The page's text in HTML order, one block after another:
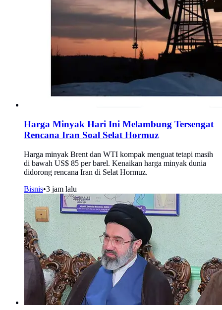
Harga Minyak Hari Ini Melambung Tersengat
Rencana Iran Soal Selat Hormuz
Harga minyak Brent dan WTI kompak menguat tetapi masih
di bawah US$ 85 per barel. Kenaikan harga minyak dunia
didorong rencana Iran di Selat Hormuz.
Bisnis•3 jam lalu